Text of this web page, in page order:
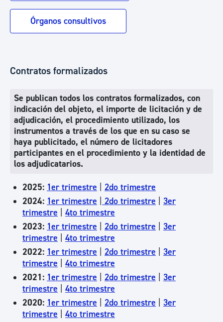
Órganos consultivos
Contratos formalizados
Se publican todos los contratos formalizados, con
indicación del objeto, el importe de licitación y de
adjudicación, el procedimiento utilizado, los
instrumentos a través de los que en su caso se
haya publicitado, el número de licitadores
participantes en el procedimiento y la identidad de
los adjudicatarios.
2025: 1er trimestre
2do trimestre
2024: 1er trimestre 2do trimestre
3er
trimestre
4to trimestre
2023: 1er trimestre 2do trimestre
3er
trimestre
4to trimestre
2022: 1er trimestre 2do trimestre
3er
trimestre
4to trimestre
2021: 1er trimestre 2do trimestre
3er
trimestre
4to trimestre
2020: 1er trimestre 2do trimestre
3er
trimestre
4to trimestre